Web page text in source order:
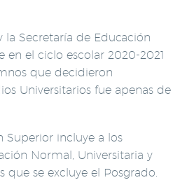
la Secretaría de Educación
en el ciclo escolar 2020-2021
que decidieron
Universitarios fue apenas de
Superior incluye a los
Normal, Universitaria y
que se excluye el Posgrado.